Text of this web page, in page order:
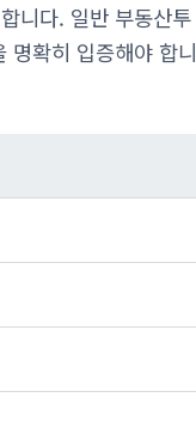
니다. 일반 부동산투
명확히 입증해야 합니